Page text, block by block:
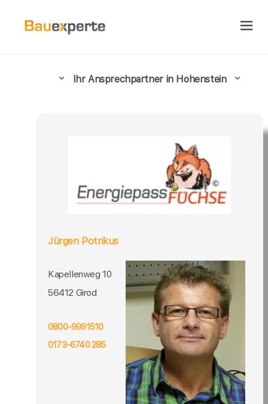
Ihr Ansprechpartner in Hohenstein
Jürgen Potrikus
Kapellenweg 10
56412 Girod
0800-9991510
0173-6740 285